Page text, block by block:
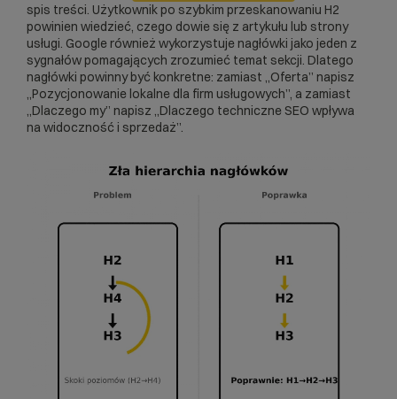
spis treści. Użytkownik po szybkim przeskanowaniu H2
powinien wiedzieć, czego dowie się z artykułu lub strony
usługi. Google również wykorzystuje nagłówki jako jeden z
sygnałów pomagających zrozumieć temat sekcji. Dlatego
nagłówki powinny być konkretne: zamiast „Oferta” napisz
„Pozycjonowanie lokalne dla firm usługowych”, a zamiast
„Dlaczego my” napisz „Dlaczego techniczne SEO wpływa
na widoczność i sprzedaż”.